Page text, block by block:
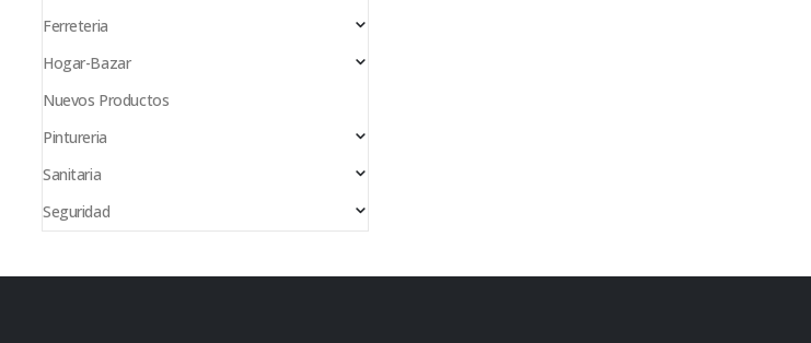
Ferreteria
Hogar-Bazar
Nuevos Productos
Pintureria
Sanitaria
Seguridad